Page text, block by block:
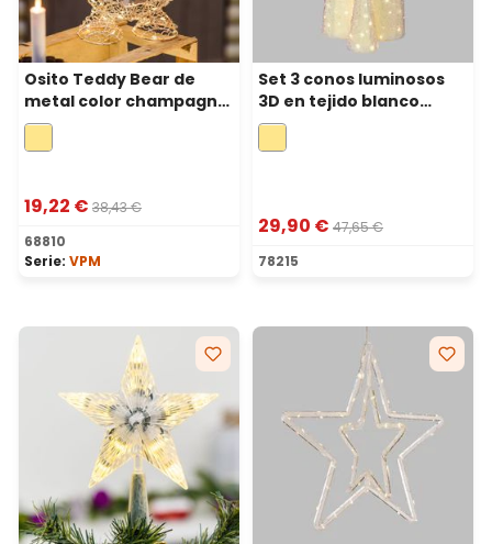
Osito Teddy Bear de
metal color champagne,
a pilas, h 27 cm, 80
microled blanco cálido
19,22 € 38,43 €
68810
Serie: VPM
Set 3 conos luminosos
3D en tejido blanco
iridiscente, con luces led
blanco cálido, uso
29,90 € 47,65 €
78215